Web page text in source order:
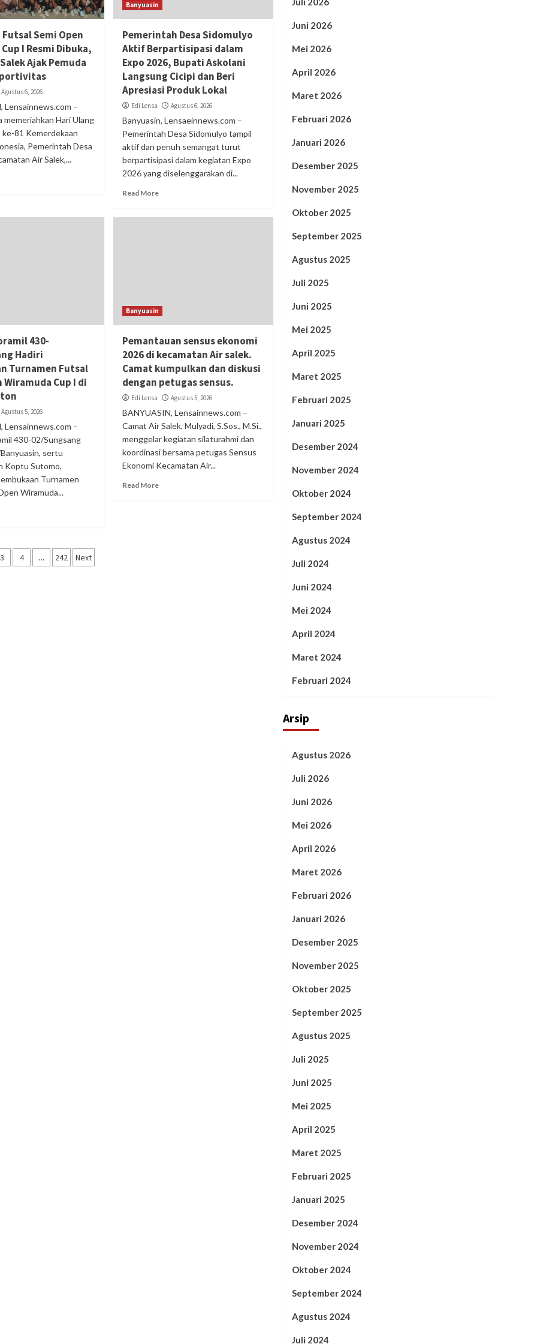
Semi Open
I Resmi Dibuka,
Ajak Pemuda
Agustus 6, 2026
Lensainnews.com –
memeriahkan Hari Ulang
ke-81 Kemerdekaan
Pemerintah Desa
Air Salek,...
Banyuasin
Pemerintah Desa Sidomulyo
Aktif Berpartisipasi dalam
Expo 2026, Bupati Askolani
Langsung Cicipi dan Beri
Apresiasi Produk Lokal
Edi Lensa Agustus 6, 2026
Banyuasin, Lensaeinnews.com –
Pemerintah Desa Sidomulyo tampil
aktif dan penuh semangat turut
berpartisipasi dalam kegiatan Expo
2026 yang diselenggarakan di...
Read More
430-
Hadiri
Turnamen Futsal
Wiramuda Cup I di
Agustus 5, 2026
Lensainnews.com –
430-02/Sungsang
sertu
Koptu Sutomo,
Turnamen
Wiramuda...
Banyuasin
Pemantauan sensus ekonomi
2026 di kecamatan Air salek.
Camat kumpulkan dan diskusi
dengan petugas sensus.
Edi Lensa Agustus 5, 2026
BANYUASIN, Lensainnews.com –
Camat Air Salek, Mulyadi, S.Sos., M.Si.,
menggelar kegiatan silaturahmi dan
koordinasi bersama petugas Sensus
Ekonomi Kecamatan Air...
Read More
3 4 … 242 Next
Juni 2026
Mei 2026
April 2026
Maret 2026
Februari 2026
Januari 2026
Desember 2025
November 2025
Oktober 2025
September 2025
Agustus 2025
Juli 2025
Juni 2025
Mei 2025
April 2025
Maret 2025
Februari 2025
Januari 2025
Desember 2024
November 2024
Oktober 2024
September 2024
Agustus 2024
Juli 2024
Juni 2024
Mei 2024
April 2024
Maret 2024
Februari 2024
Arsip
Agustus 2026
Juli 2026
Juni 2026
Mei 2026
April 2026
Maret 2026
Februari 2026
Januari 2026
Desember 2025
November 2025
Oktober 2025
September 2025
Agustus 2025
Juli 2025
Juni 2025
Mei 2025
April 2025
Maret 2025
Februari 2025
Januari 2025
Desember 2024
November 2024
Oktober 2024
September 2024
Agustus 2024
Juli 2024